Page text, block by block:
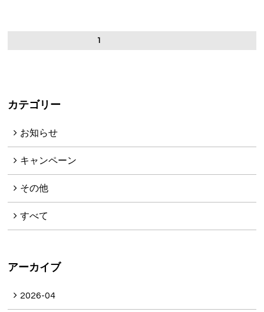
1
カテゴリー
お知らせ
キャンペーン
その他
すべて
アーカイブ
2026-04